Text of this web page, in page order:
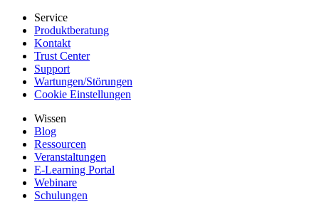
Service
Produktberatung
Kontakt
Trust Center
Support
Wartungen/Störungen
Cookie Einstellungen
Wissen
Blog
Ressourcen
Veranstaltungen
E-Learning Portal
Webinare
Schulungen